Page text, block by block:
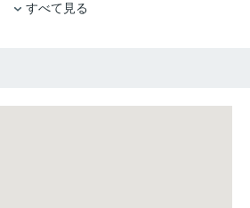
すべて見る